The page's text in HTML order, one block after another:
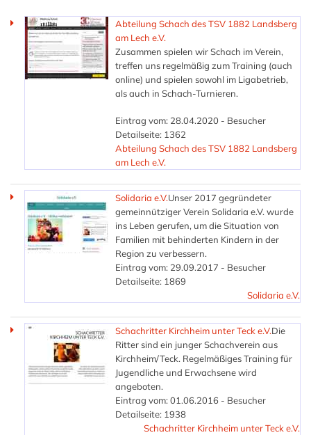
Abteilung Schach des TSV 1882 Landsberg
am Lech e.V.
Zusammen spielen wir Schach im Verein,
treffen uns regelmäßig zum Training (auch
online) und spielen sowohl im Ligabetrieb,
als auch in Schach-Turnieren.
Eintrag vom: 28.04.2020 - Besucher
Detailseite: 1362
Abteilung Schach des TSV 1882 Landsberg
am Lech e.V.
Solidaria e.V.Unser 2017 gegründeter
gemeinnütziger Verein Solidaria e.V. wurde
ins Leben gerufen, um die Situation von
Familien mit behinderten Kindern in der
Region zu verbessern.
Eintrag vom: 29.09.2017 - Besucher
Detailseite: 1869
Solidaria e.V.
Schachritter Kirchheim unter Teck e.V.Die
Ritter sind ein junger Schachverein aus
Kirchheim/Teck. Regelmäßiges Training für
Jugendliche und Erwachsene wird
angeboten.
Eintrag vom: 01.06.2016 - Besucher
Detailseite: 1938
Schachritter Kirchheim unter Teck e.V.